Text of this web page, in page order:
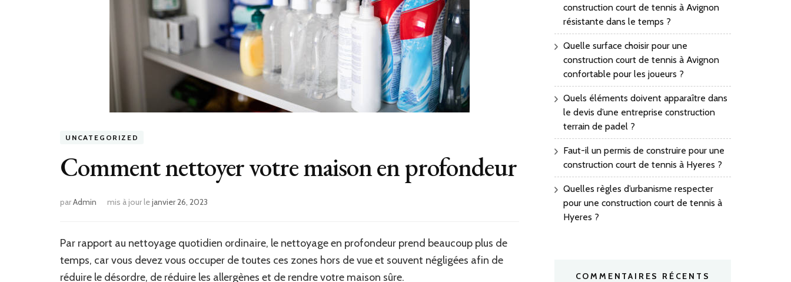
UNCATEGORIZED
Comment nettoyer votre maison en profondeur
parAdmin mis à jour lejanvier 26, 2023
Par rapport au nettoyage quotidien ordinaire, le nettoyage en profondeur prend beaucoup plus de
temps, car vous devez vous occuper de toutes ces zones hors de vue et souvent négligées afin de
réduire le désordre, de réduire les allergènes et de rendre votre maison sûre.
construction court de tennis à Avignon
résistante dans le temps ?
Quelle surface choisir pour une
construction court de tennis à Avignon
confortable pour les joueurs ?
Quels éléments doivent apparaître dans
le devis d’une entreprise construction
terrain de padel ?
Faut-il un permis de construire pour une
construction court de tennis à Hyeres ?
Quelles règles d’urbanisme respecter
pour une construction court de tennis à
Hyeres ?
COMMENTAIRES RÉCENTS